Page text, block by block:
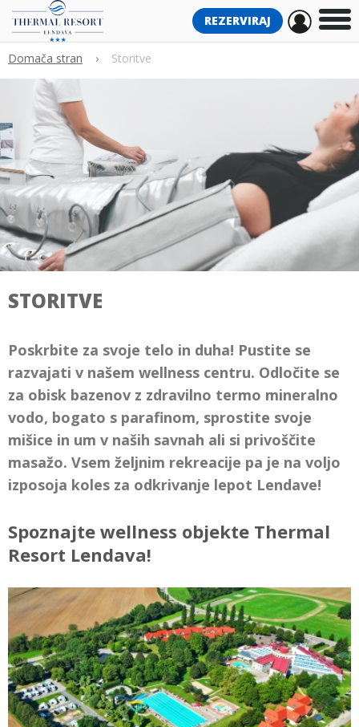
REZERVIRAJ
Domača stran › Storitve
STORITVE
Poskrbite za svoje telo in duha! Pustite se
razvajati v našem wellness centru. Odločite se
za obisk bazenov z zdravilno termo mineralno
vodo, bogato s parafinom, sprostite svoje
mišice in um v naših savnah ali si privoščite
masažo. Vsem željnim rekreacije pa je na voljo
izposoja koles za odkrivanje lepot Lendave!
Spoznajte wellness objekte Thermal
Resort Lendava!